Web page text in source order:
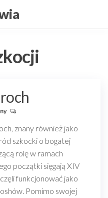
znany również jako
szkocki o bogatej
rolę w ramach
początki sięgają XIV
funkcjonować jako
Pomimo swojej